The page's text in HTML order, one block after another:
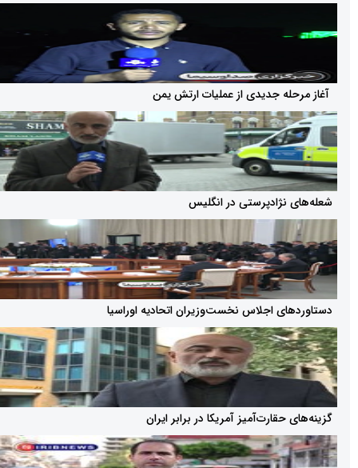
جدیدی از عملیات ارتش یمن
در انگلیس
اجلاس نخست‌وزیران اتحادیه اوراسیا
آمریکا در برابر ایران